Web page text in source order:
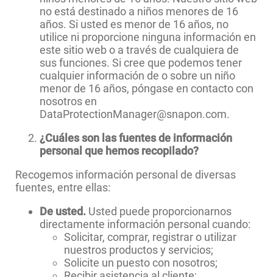
no está destinado a niños menores de 16
años. Si usted es menor de 16 años, no
utilice ni proporcione ninguna información en
este sitio web o a través de cualquiera de
sus funciones. Si cree que podemos tener
cualquier información de o sobre un niño
menor de 16 años, póngase en contacto con
nosotros en
DataProtectionManager@snapon.com.
¿Cuáles son las fuentes de información
personal que hemos recopilado?
Recogemos información personal de diversas
fuentes, entre ellas:
De usted. Usted puede proporcionarnos
directamente información personal cuando:
Solicitar, comprar, registrar o utilizar
nuestros productos y servicios;
Solicite un puesto con nosotros;